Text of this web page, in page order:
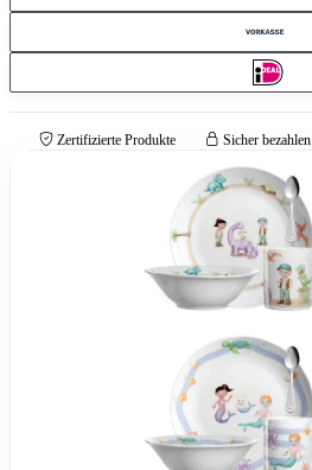
Zertifizierte Produkte Sicher bezahlen